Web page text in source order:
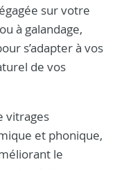
sur votre
à galandage,
s’adapter à vos
de vos
vitrages
et phonique,
le